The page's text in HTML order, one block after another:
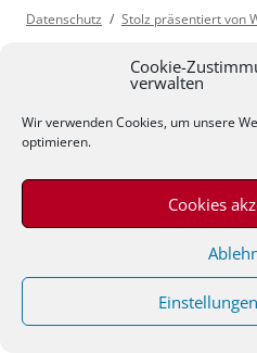
Cookie-
verwalten
Wir verwenden Cookies, um unsere
optimieren.
Cookies
Datenschutz Stolz präsentiert von